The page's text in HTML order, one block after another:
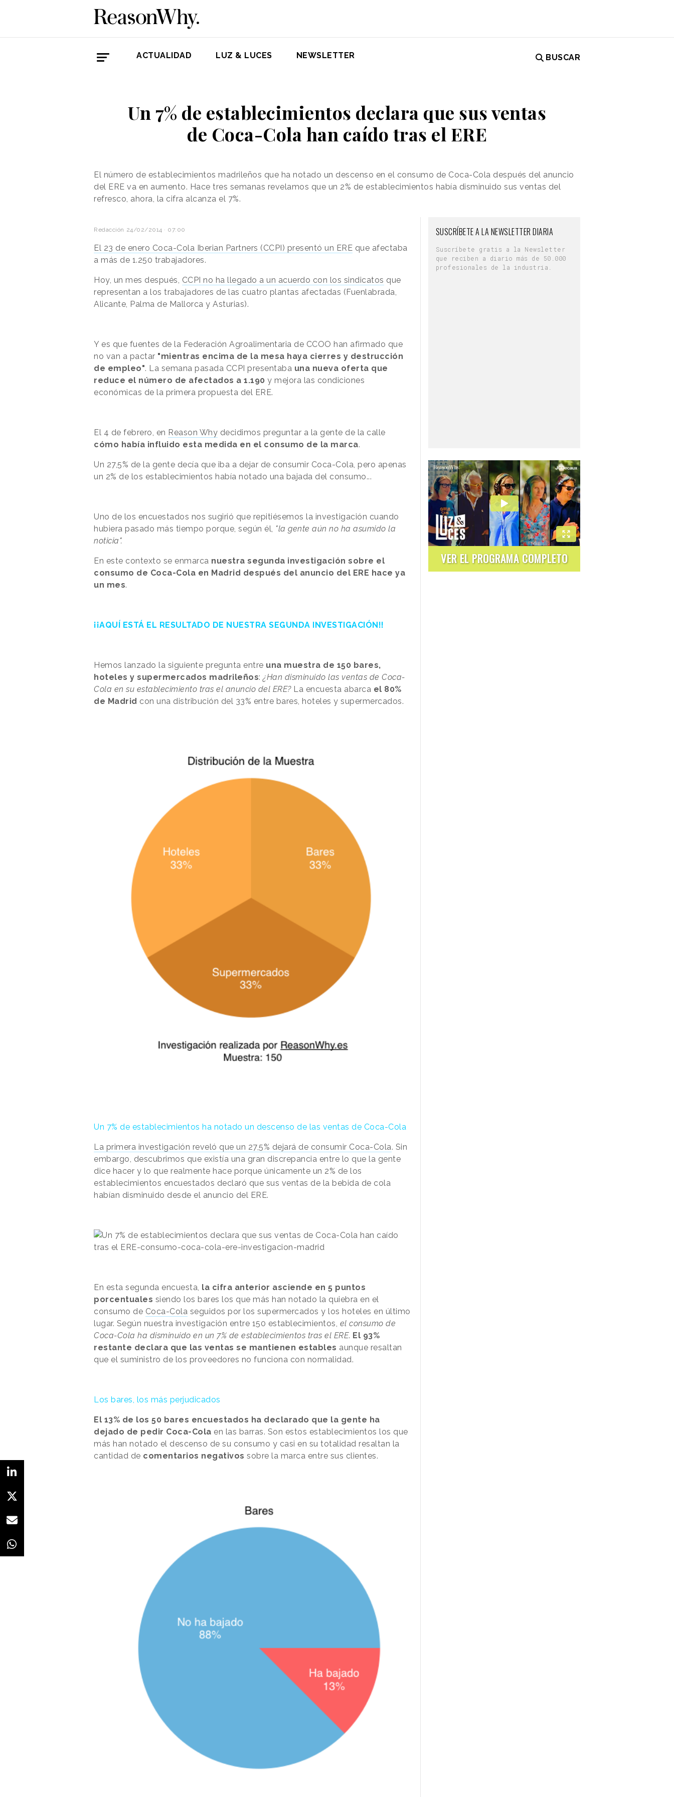
ACTUALIDAD LUZ & LUCES NEWSLETTER BUSCAR
Un 7% de establecimientos declara que sus ventas
de Coca-Cola han caído tras el ERE
El número de establecimientos madrileños que ha notado un descenso en el consumo de Coca-Cola después del anuncio
del ERE va en aumento. Hace tres semanas revelamos que un 2% de establecimientos había disminuido sus ventas del
refresco, ahora, la cifra alcanza el 7%.
Redacción 24/02/2014 · 07:00
El 23 de enero Coca-Cola Iberian Partners (CCPI) presentó un ERE que afectaba
a más de 1.250 trabajadores.
Hoy, un mes después, CCPI no ha llegado a un acuerdo con los sindicatos que
representan a los trabajadores de las cuatro plantas afectadas (Fuenlabrada,
Alicante, Palma de Mallorca y Asturias).
Y es que fuentes de la Federación Agroalimentaria de CCOO han afirmado que
no van a pactar "mientras encima de la mesa haya cierres y destrucción
de empleo". La semana pasada CCPI presentaba una nueva oferta que
reduce el número de afectados a 1.190 y mejora las condiciones
económicas de la primera propuesta del ERE.
El 4 de febrero, en Reason Why decidimos preguntar a la gente de la calle
cómo había influido esta medida en el consumo de la marca.
Un 27,5% de la gente decía que iba a dejar de consumir Coca-Cola, pero apenas
un 2% de los establecimientos había notado una bajada del consumo...
Uno de los encuestados nos sugirió que repitiésemos la investigación cuando
hubiera pasado más tiempo porque, según él,
"la gente aún no ha asumido la
noticia".
En este contexto se enmarca nuestra segunda investigación sobre el
consumo de Coca-Cola en Madrid después del anuncio del ERE hace ya
un mes.
¡¡AQUÍ ESTÁ EL RESULTADO DE NUESTRA SEGUNDA INVESTIGACIÓN!!
Hemos lanzado la siguiente pregunta entre una muestra de 150 bares,
hoteles y supermercados madrileños: ¿Han disminuido las ventas de Coca-
Cola en su establecimiento tras el anuncio del ERE?La encuesta abarca el 80%
de Madrid con una distribución del 33% entre bares, hoteles y supermercados.
Un 7% de establecimientos ha notado un descenso de las ventas de Coca-Cola
La primera investigación reveló que un 27,5% dejará de consumir Coca-Cola. Sin
embargo, descubrimos que existía una gran discrepancia entre lo que la gente
dice hacer y lo que realmente hace porque únicamente un 2% de los
establecimientos encuestados declaró que sus ventas de la bebida de cola
habían disminuido desde el anuncio del ERE.
En esta segunda encuesta, la cifra anterior asciende en 5 puntos
porcentuales siendo los bares los que más han notado la quiebra en el
consumo de Coca-Cola seguidos por los supermercados y los hoteles en último
lugar. Según nuestra investigación entre 150 establecimientos, el consumo de
Coca-Cola ha disminuido en un 7% de establecimientos tras el ERE. El 93%
restante declara que las ventas se mantienen estables aunque resaltan
que el suministro de los proveedores no funciona con normalidad.
Los bares, los más perjudicados
El 13% de los 50 bares encuestados ha declarado que la gente ha
dejado de pedir Coca-Cola en las barras. Son estos establecimientos los que
más han notado el descenso de su consumo y casi en su totalidad resaltan la
cantidad de comentarios negativos sobre la marca entre sus clientes.
SUSCRÍBETE A LA NEWSLETTER DIARIA
Suscríbete gratis a la Newsletter
que reciben a diario más de 50.000
profesionales de la industria.
VER EL PROGRAMA COMPLETO